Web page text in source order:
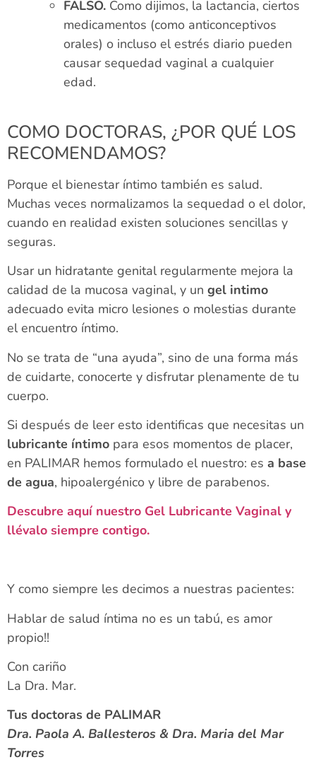
FALSO. Como dijimos, la lactancia, ciertos
medicamentos (como anticonceptivos
orales) o incluso el estrés diario pueden
causar sequedad vaginal a cualquier
edad.
COMO DOCTORAS, ¿POR QUÉ LOS
RECOMENDAMOS?
Porque el bienestar íntimo también es salud.
Muchas veces normalizamos la sequedad o el dolor,
cuando en realidad existen soluciones sencillas y
seguras.
Usar un hidratante genital regularmente mejora la
calidad de la mucosa vaginal, y un gel intimo
adecuado evita micro lesiones o molestias durante
el encuentro íntimo.
No se trata de “una ayuda”, sino de una forma más
de cuidarte, conocerte y disfrutar plenamente de tu
cuerpo.
Si después de leer esto identificas que necesitas un
lubricante íntimo para esos momentos de placer,
en PALIMAR hemos formulado el nuestro: es a base
de agua, hipoalergénico y libre de parabenos.
Descubre aquí nuestro Gel Lubricante Vaginal y
llévalo siempre contigo.
Y como siempre les decimos a nuestras pacientes:
Hablar de salud íntima no es un tabú, es amor
propio!!
Con cariño
La Dra. Mar.
Tus doctoras de PALIMAR
Dra. Paola A. Ballesteros & Dra. Maria del Mar
Torres